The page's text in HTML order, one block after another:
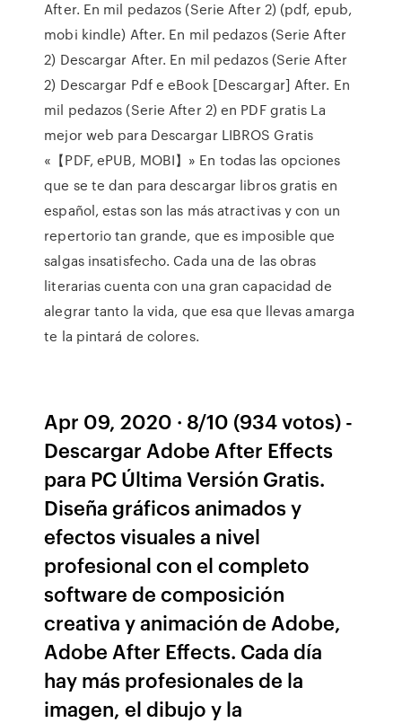
After. En mil pedazos (Serie After 2) (pdf, epub,
mobi kindle) After. En mil pedazos (Serie After
2) Descargar After. En mil pedazos (Serie After
2) Descargar Pdf e eBook [Descargar] After. En
mil pedazos (Serie After 2) en PDF gratis La
mejor web para Descargar LIBROS Gratis
«【PDF, ePUB, MOBI】» En todas las opciones
que se te dan para descargar libros gratis en
español, estas son las más atractivas y con un
repertorio tan grande, que es imposible que
salgas insatisfecho. Cada una de las obras
literarias cuenta con una gran capacidad de
alegrar tanto la vida, que esa que llevas amarga
te la pintará de colores.
Apr 09, 2020 · 8/10 (934 votos) -
Descargar Adobe After Effects
para PC Última Versión Gratis.
Diseña gráficos animados y
efectos visuales a nivel
profesional con el completo
software de composición
creativa y animación de Adobe,
Adobe After Effects. Cada día
hay más profesionales de la
imagen, el dibujo y la